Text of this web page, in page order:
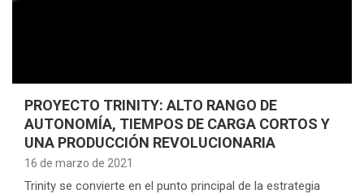
PROYECTO TRINITY: ALTO RANGO DE
AUTONOMÍA, TIEMPOS DE CARGA CORTOS Y
UNA PRODUCCIÓN REVOLUCIONARIA
16 de marzo de 2021
Trinity se convierte en el punto principal de la estrategia